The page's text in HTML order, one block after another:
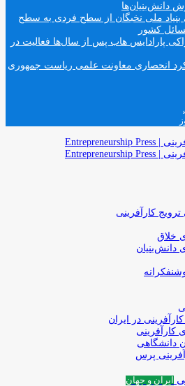
بنیاد ملی نخبگان از سطح فردی به سطح
کشور
پارادایس هاب پس از سال‌ها فعالیت در
انحصاری معاونت علمی ریاست جمهوری
کارآفرینی
خلاق
در ایران
کارآفرینی
دانشگاهی
پرس
ایران و جهان